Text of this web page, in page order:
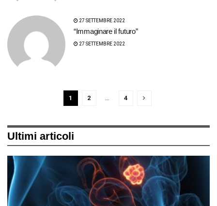
27 SETTEMBRE 2022
“Immaginare il futuro”
27 SETTEMBRE 2022
1 2 … 4
Ultimi articoli